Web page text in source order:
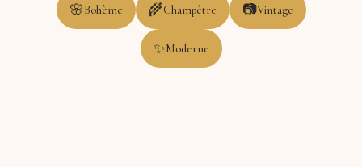
🌸Bohème 🌾Champêtre 📷Vintage
✨Moderne